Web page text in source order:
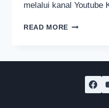
melalui kanal Youtube
READ MORE GERAKAN
HEBAT